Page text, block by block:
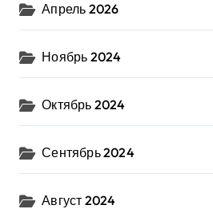
Апрель 2026
Ноябрь 2024
Октябрь 2024
Сентябрь 2024
Август 2024